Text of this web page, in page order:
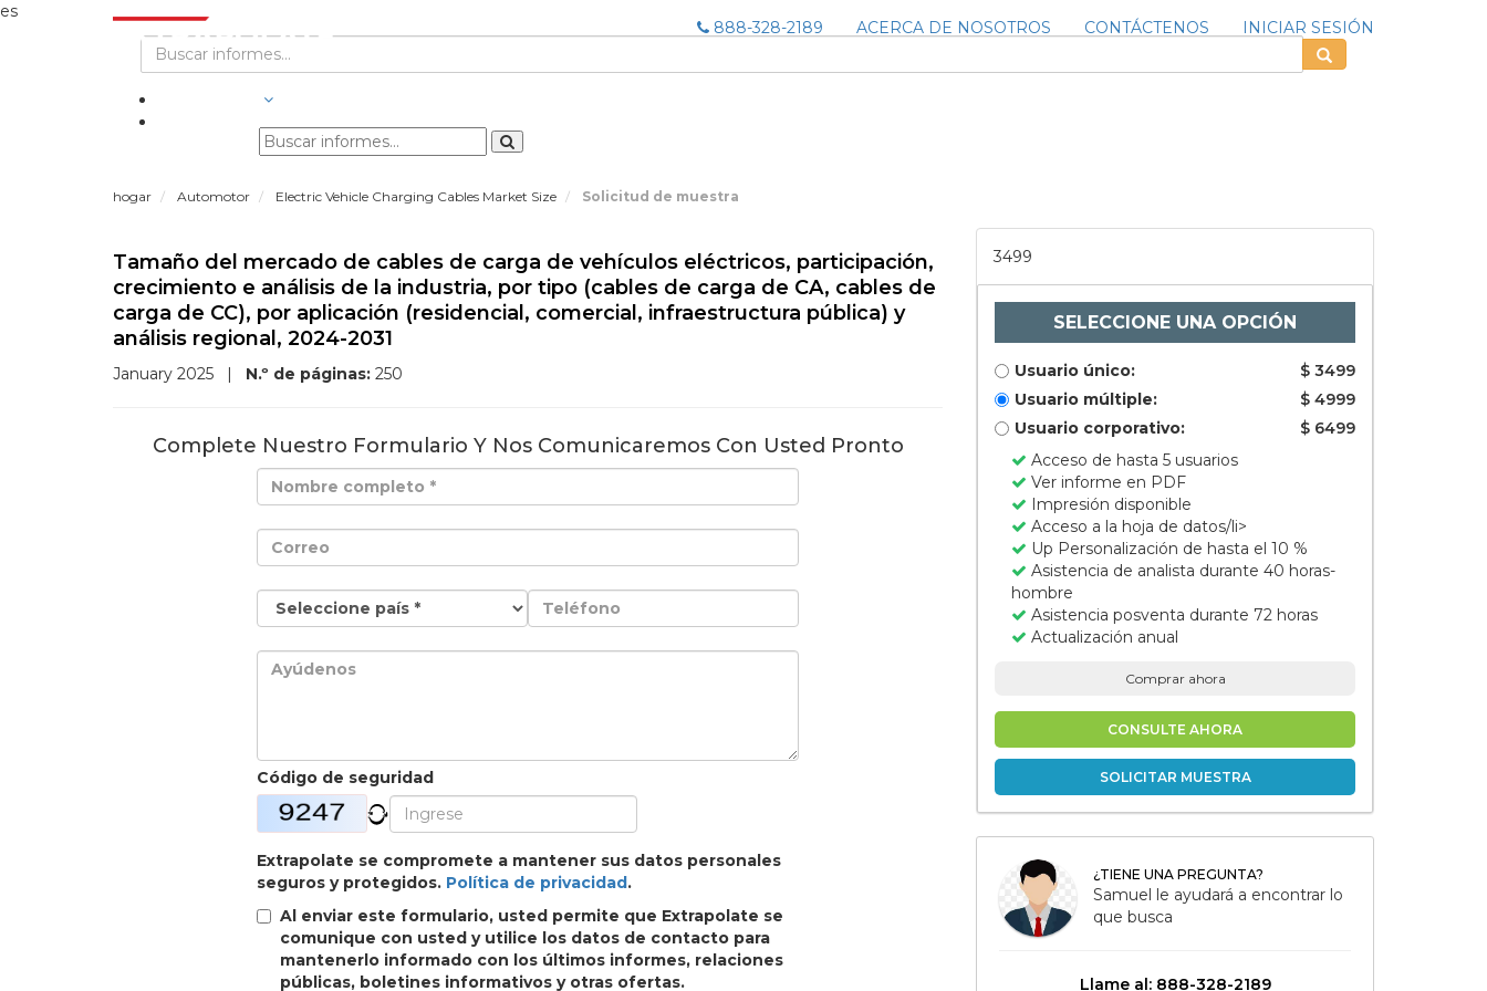
es
888-328-2189
ACERCA DE NOSOTROS CONTÁCTENOS INICIAR SESIÓN
hogar Automotor Electric Vehicle Charging Cables Market Size Solicitud de muestra
Tamaño del mercado de cables de carga de vehículos eléctricos, participación,
crecimiento e análisis de la industria, por tipo (cables de carga de CA, cables de
carga de CC), por aplicación (residencial, comercial, infraestructura pública) y
análisis regional, 2024-2031
January 2025 | N.º de páginas: 250
Complete Nuestro Formulario Y Nos Comunicaremos Con Usted Pronto
Código de seguridad
Extrapolate se compromete a mantener sus datos personales
seguros y protegidos. Política de privacidad.
Al enviar este formulario, usted permite que Extrapolate se
comunique con usted y utilice los datos de contacto para
mantenerlo informado con los últimos informes, relaciones
públicas, boletines informativos y otras ofertas.
3499
SELECCIONE UNA OPCIÓN
Usuario único:
$ 3499
Usuario múltiple:
$ 4999
Usuario corporativo:
$ 6499
Acceso de hasta 5 usuarios
Ver informe en PDF
Impresión disponible
Acceso a la hoja de datos/li>
Up Personalización de hasta el 10 %
Asistencia de analista durante 40 horas-
hombre
Asistencia posventa durante 72 horas
Actualización anual
Comprar ahora
CONSULTE AHORA
SOLICITAR MUESTRA
¿TIENE UNA PREGUNTA?
Samuel le ayudará a encontrar lo
que busca
Llame al: 888-328-2189